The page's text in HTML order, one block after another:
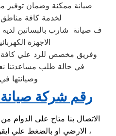
صيانة ممكنة وضمان توفير
لخدمة كافة
ف صيانة شارب بالبساتين
الاجهزة
في حالة طلب مساعدتنا
وصيانتها
رقم شركة
الاتصال بنا متاح على الدوام
الارضي او بالضغط علي ايقونة الهاتف ثم الاتصال ،